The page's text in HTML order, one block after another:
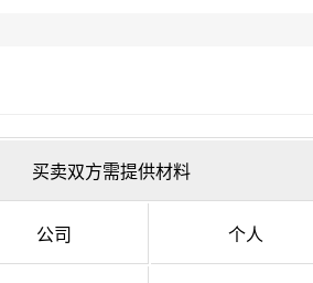
买卖双方需提供材料
公司 个人